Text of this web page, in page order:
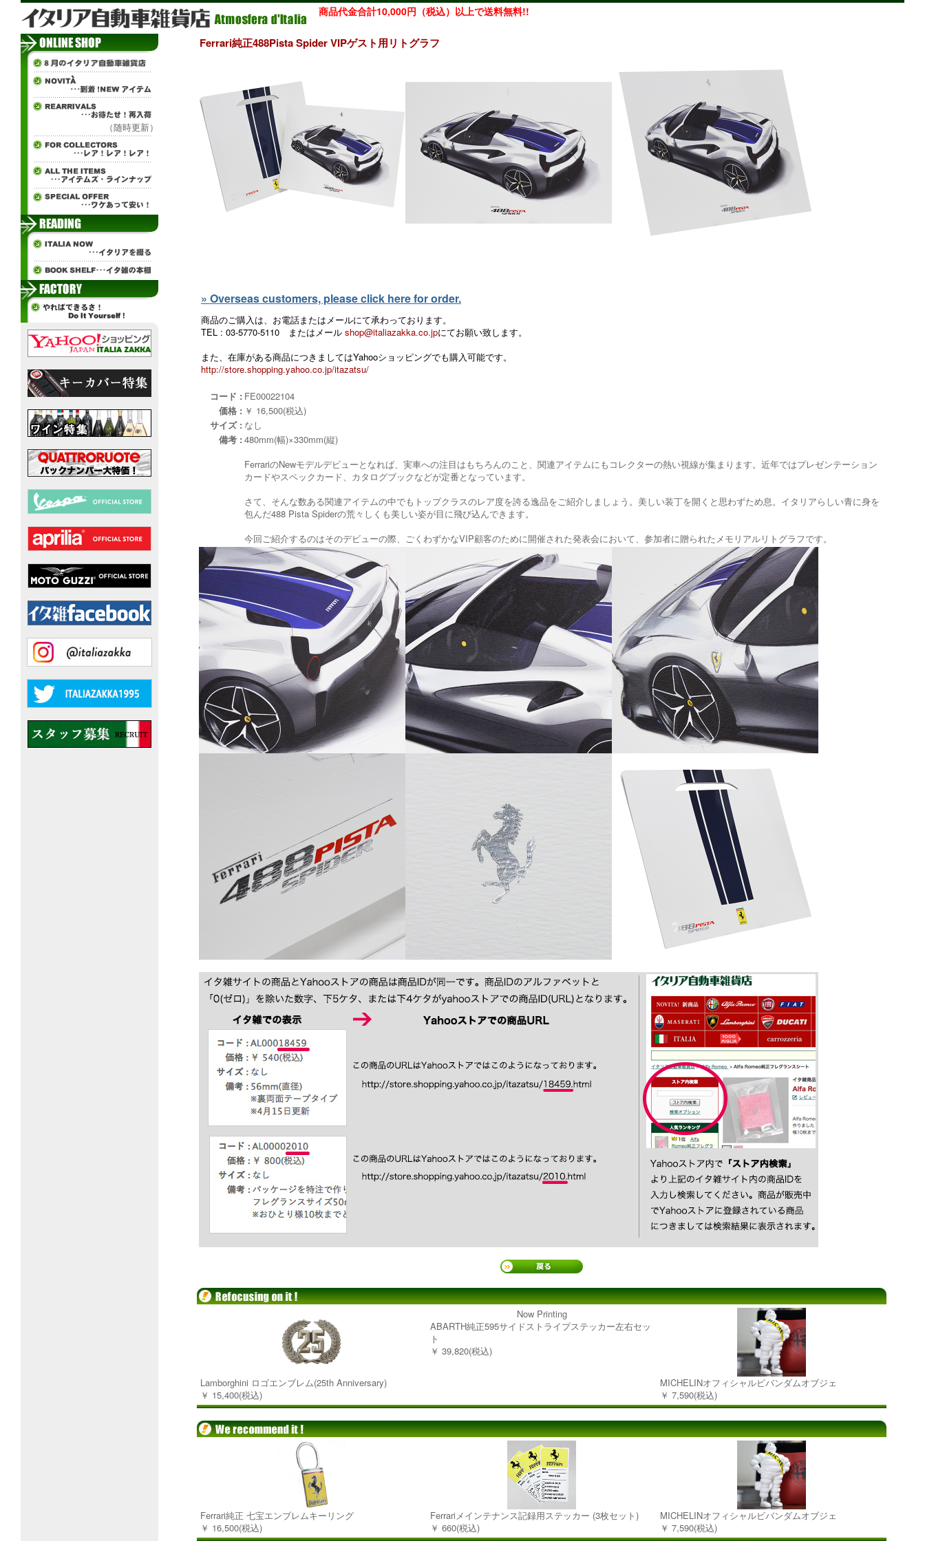
商品代金合計10,000円（税込）以上で送料無料!!
（随時更新）
Ferrari純正488Pista Spider VIPゲスト用リトグラフ
» Overseas customers, please click here for order.
商品のご購入は、お電話またはメールにて承わっております。
TEL : 03-5770-5110 またはメール shop@italiazakka.co.jpにてお願い致します。
また、在庫がある商品につきましてはYahooショッピングでも購入可能です。
http://store.shopping.yahoo.co.jp/itazatsu/
コード : FE00022104
価格 : ￥ 16,500(税込)
サイズ : なし
備考 : 480mm(幅)×330mm(縦)
FerrariのNewモデルデビューとなれば、実車への注目はもちろんのこと、関連アイテムにもコレクターの熱い視線が集まります。近年ではプレゼンテーション
カードやスペックカード、カタログブックなどが定番となっています。
さて、そんな数ある関連アイテムの中でもトップクラスのレア度を誇る逸品をご紹介しましょう。美しい装丁を開くと思わずため息。イタリアらしい青に身を
包んだ488 Pista Spiderの荒々しくも美しい姿が目に飛び込んできます。
今回ご紹介するのはそのデビューの際、ごくわずかなVIP顧客のために開催された発表会において、参加者に贈られたメモリアルリトグラフです。
Lamborghini ロゴエンブレム(25th Anniversary)
￥ 15,400(税込)
Now Printing
ABARTH純正595サイドストライプステッカー左右セッ
ト
￥ 39,820(税込)
MICHELINオフィシャルビバンダムオブジェ
￥ 7,590(税込)
Ferrari純正 七宝エンブレムキーリング
￥ 16,500(税込)
Ferrariメインテナンス記録用ステッカー (3枚セット)
￥ 660(税込)
MICHELINオフィシャルビバンダムオブジェ
￥ 7,590(税込)